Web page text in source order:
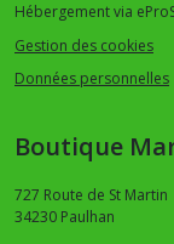
Hébergement via
Gestion des cookies
Données personnelles
Boutique
727 Route de St Martin
34230 Paulhan